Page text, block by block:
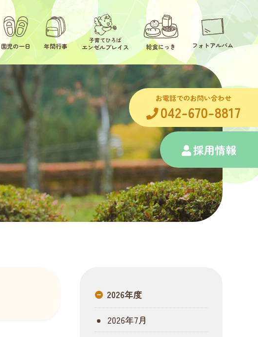
園児の一日 年間行事
子育てひろば
エンゼルプレイス 給食にっき フォトアルバム
お電話でのお問い合わせ
042-670-8817
採用情報
2026年度
2026年7月